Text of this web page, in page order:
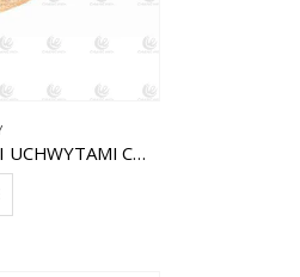
1 SZTUKA ŻELIWO Z WYSOKIMI UCHWYTAMI CW-CI007